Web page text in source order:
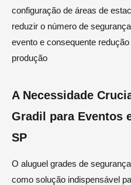
configuração de áreas de
reduzir o número de
evento e consequente
produção
A Necessidade
Gradil para Eventos
SP
O aluguel grades de
como solução indispensável